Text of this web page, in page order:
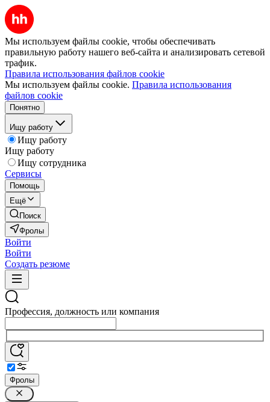
Мы используем файлы cookie, чтобы обеспечивать
правильную работу нашего веб-сайта и анализировать сетевой
трафик.
Правила использования файлов cookie
Мы используем файлы cookie. Правила использования
файлов cookie
Понятно
Ищу работу
Ищу работу
Ищу работу
Ищу сотрудника
Сервисы
Помощь
Ещё
Поиск
Фролы
Войти
Войти
Создать резюме
Профессия, должность или компания
Фролы